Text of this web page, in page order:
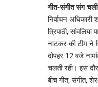
गीत-संगीत संग चली
निर्वाचन
त्रिपाठी,
नाटकर की टीम ने
दोपहर 12 बजे
चलती रही। इस
बीच गीत, संगीत,